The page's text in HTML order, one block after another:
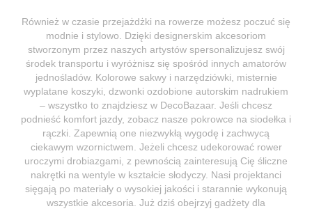
Również w czasie przejażdżki na rowerze możesz poczuć się
modnie i stylowo. Dzięki designerskim akcesoriom
stworzonym przez naszych artystów spersonalizujesz swój
środek transportu i wyróżnisz się spośród innych amatorów
jednośladów. Kolorowe sakwy i narzędziówki, misternie
wyplatane koszyki, dzwonki ozdobione autorskim nadrukiem
– wszystko to znajdziesz w DecoBazaar. Jeśli chcesz
podnieść komfort jazdy, zobacz nasze pokrowce na siodełka i
rączki. Zapewnią one niezwykłą wygodę i zachwycą
ciekawym wzornictwem. Jeżeli chcesz udekorować rower
uroczymi drobiazgami, z pewnością zainteresują Cię śliczne
nakrętki na wentyle w kształcie słodyczy. Nasi projektanci
sięgają po materiały o wysokiej jakości i starannie wykonują
wszystkie akcesoria. Już dziś obejrzyj gadżety dla